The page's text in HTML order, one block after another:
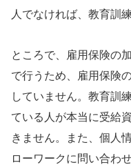
人でなければ、教育訓
ところで、雇用保険の
で行うため、雇用保険
していません。教育訓
ている人が本当に受給
きません。また、個人
ローワークに問い合わ